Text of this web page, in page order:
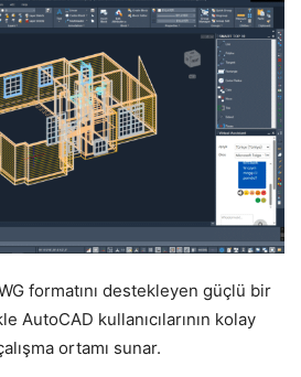
formatını destekleyen güçlü bir
AutoCAD kullanıcılarının kolay
ortamı sunar.